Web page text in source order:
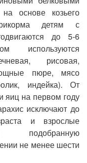
основе козьего
детям с
до 5-6
рисовая,
пюре, мясо
индейка). От
яиц на первом году
исключают до
и взрослые
подобранную
не менее шести